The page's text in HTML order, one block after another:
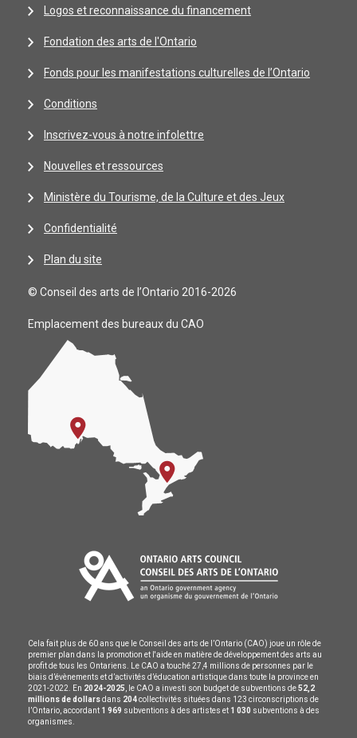
Logos et reconnaissance du financement
Fondation des arts de l'Ontario
Fonds pour les manifestations culturelles de l’Ontario
Conditions
Inscrivez-vous à notre infolettre
Nouvelles et ressources
Ministère du Tourisme, de la Culture et des Jeux
Confidentialité
Plan du site
© Conseil des arts de l’Ontario 2016-2026
Emplacement des bureaux du CAO
Cela fait plus de 60 ans que le Conseil des arts de l’Ontario (CAO) joue un rôle de
premier plan dans la promotion et l'aide en matière de développement des arts au
profit de tous les Ontariens. Le CAO a touché 27,4 millions de personnes par le
biais d’évènements et d’activités d’éducation artistique dans toute la province en
2021-2022. En 2024-2025 , le CAO a investi son budget de subventions de52,2
millions de dollarsdans 204collectivités situées dans 123 circonscriptions de
l’Ontario, accordant 1 969 subventions à des artistes et 1 030 subventions à des
organismes.